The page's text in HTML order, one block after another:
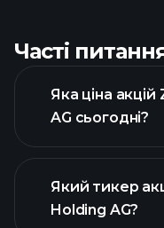
Часті
Яка ціна
AG сьогодні?
Який тикер
Holding AG?